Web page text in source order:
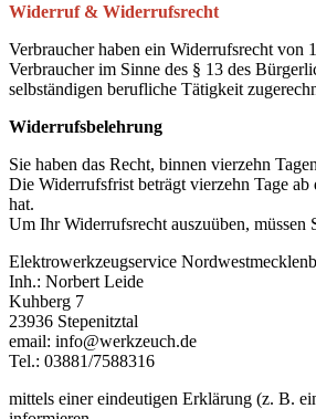
Widerruf & Widerrufsrecht
Verbraucher haben ein Widerrufsrecht von
Verbraucher im Sinne des § 13 des
selbständigen berufliche Tätigkeit
Widerrufsbelehrung
Sie haben das Recht, binnen vierzehn
Die Widerrufsfrist beträgt vierzehn Tage
hat.
Um Ihr Widerrufsrecht auszuüben, müssen
Elektrowerkzeugservice
Inh.: Norbert Leide
Kuhberg 7
23936 Stepenitztal
email: info@werkzeuch.de
Tel.: 03881/7588316
mittels einer eindeutigen Erklärung (z. B.